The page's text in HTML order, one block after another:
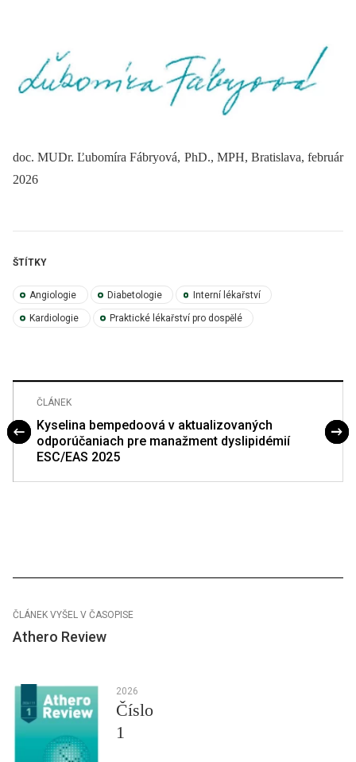
doc. MUDr. Ľubomíra Fábryová, PhD., MPH, Bratislava, február
2026
ŠTÍTKY
Angiologie Diabetologie Interní lékařství
Kardiologie Praktické lékařství pro dospělé
ČLÁNEK
Kyselina bempedoová v aktualizovaných
odporúčaniach pre manažment dyslipidémií
ESC/EAS 2025
ČLÁNEK VYŠEL V ČASOPISE
Athero Review
2026
Číslo
1